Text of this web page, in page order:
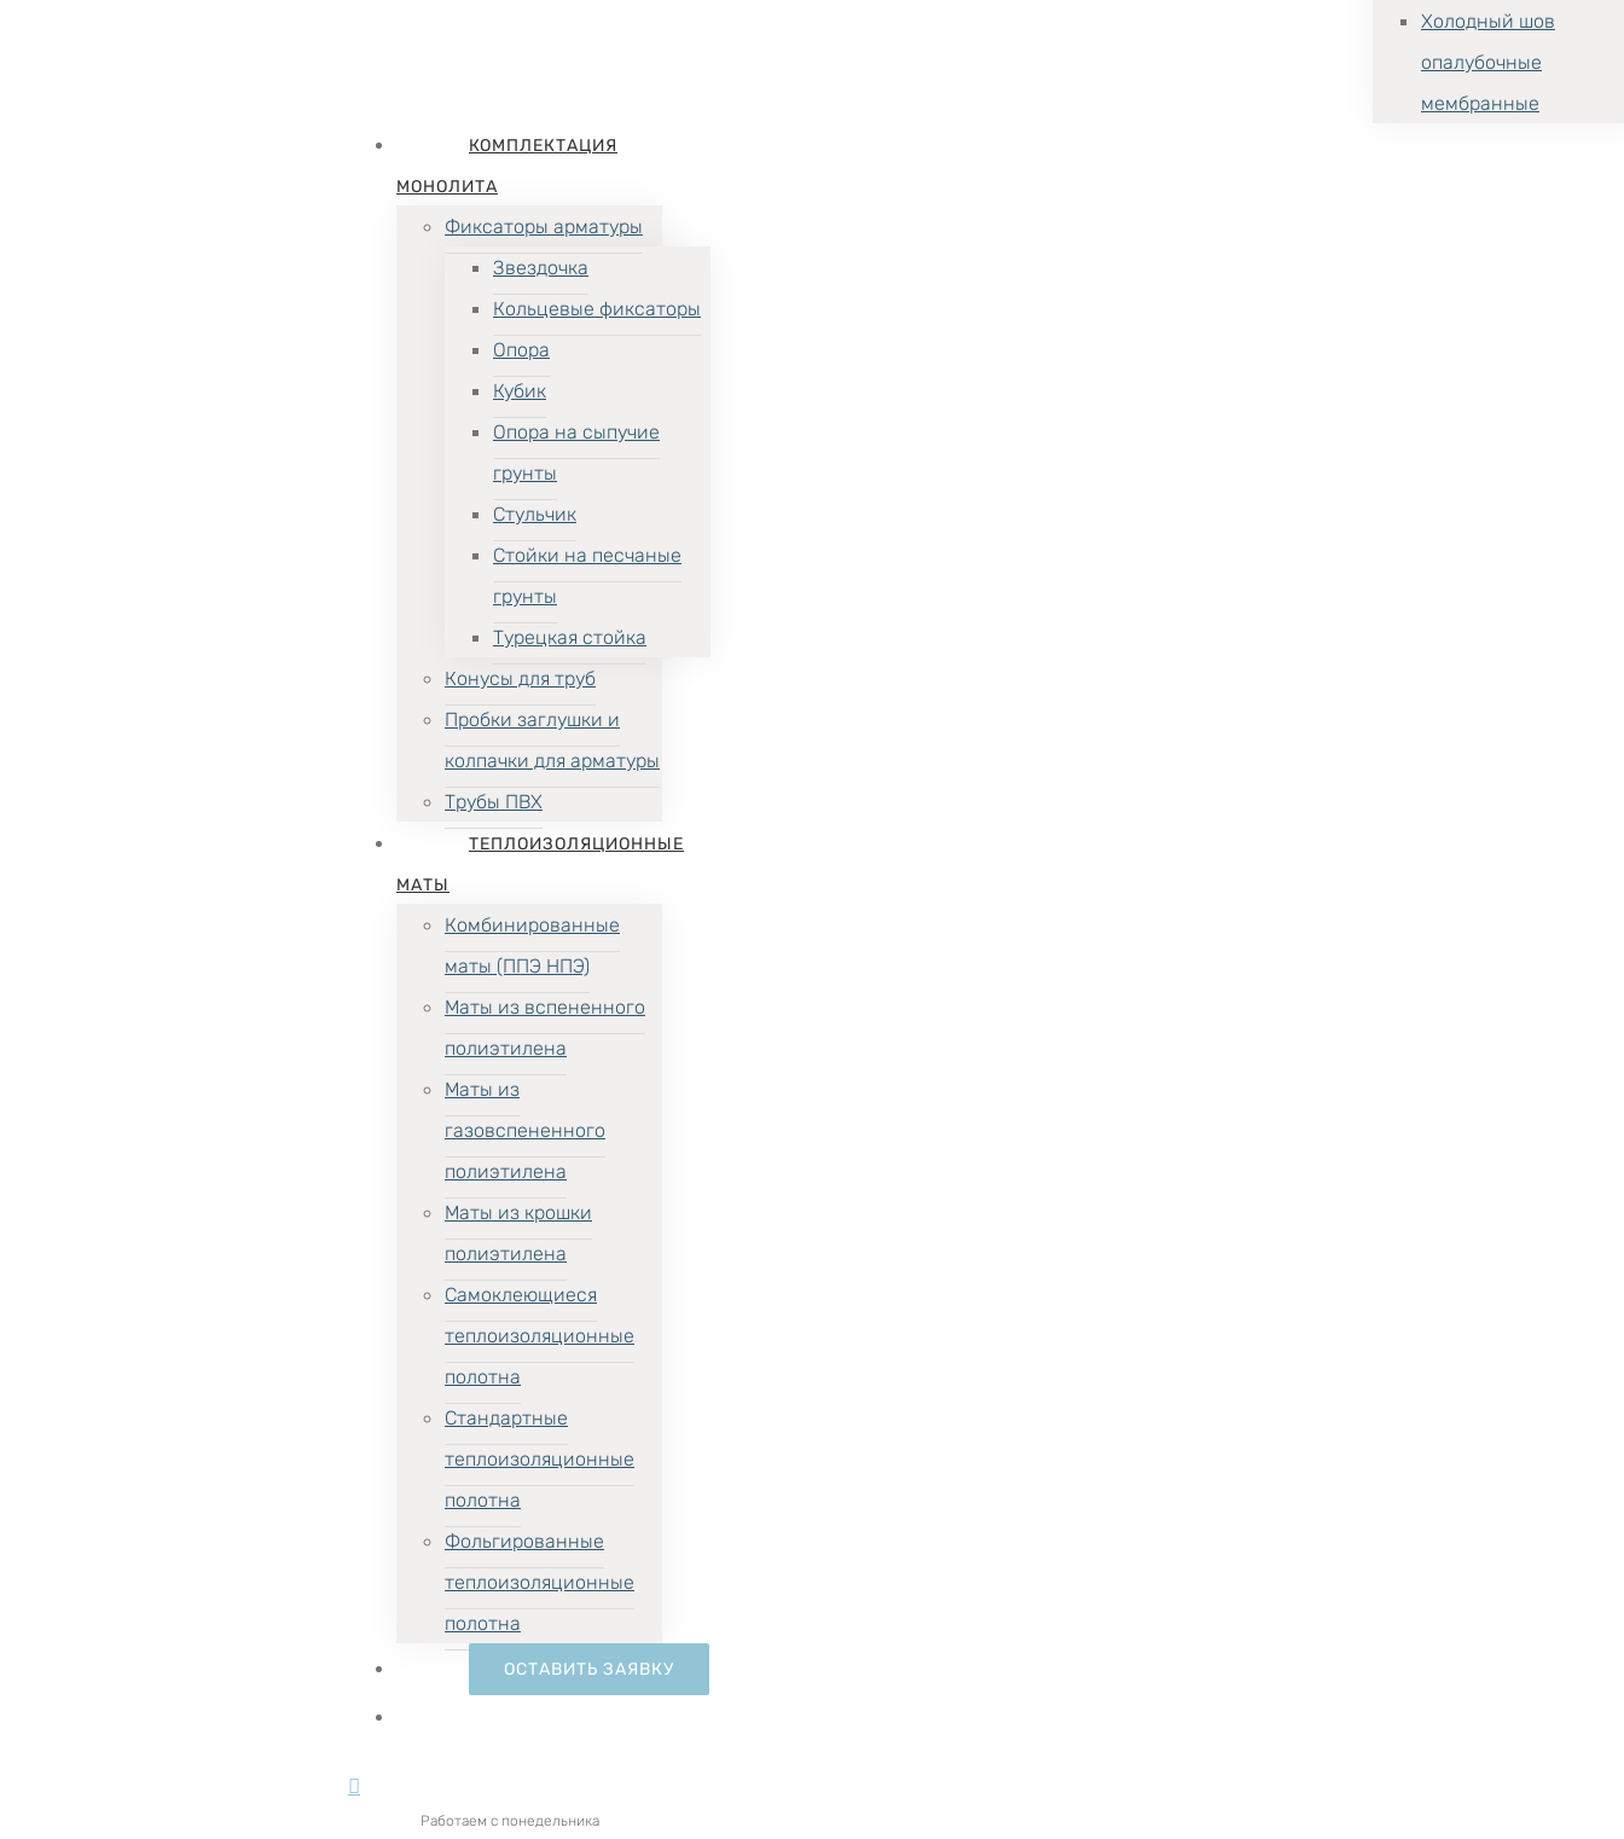
Холодный шов
опалубочные
мембранные
КОМПЛЕКТАЦИЯ
МОНОЛИТА
Фиксаторы арматуры
Звездочка
Кольцевые фиксаторы
Опора
Кубик
Опора на сыпучие
грунты
Стульчик
Стойки на песчаные
грунты
Турецкая стойка
Конусы для труб
Пробки заглушки и
колпачки для арматуры
Трубы ПВХ
ТЕПЛОИЗОЛЯЦИОННЫЕ
МАТЫ
Комбинированные
маты (ППЭ НПЭ)
Маты из вспененного
полиэтилена
Маты из
газовспененного
полиэтилена
Маты из крошки
полиэтилена
Самоклеющиеся
теплоизоляционные
полотна
Стандартные
теплоизоляционные
полотна
Фольгированные
теплоизоляционные
полотна
ОСТАВИТЬ ЗАЯВКУ
Работаем с понедельника